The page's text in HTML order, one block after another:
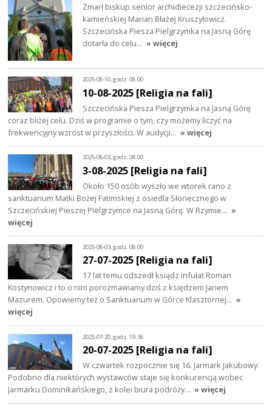
Zmarł biskup senior archidiecezji szczecińsko-
kamieńskiej Marian Błażej Kruszyłowicz.
Szczecińska Piesza Pielgrzymka na Jasną Górę
dotarła do celu… » więcej
2025-08-10, godz. 08:00
10-08-2025 [Religia na fali]
Szczecińska Piesza Pielgrzymka na Jasną Górę
coraz bliżej celu. Dziś w programie o tym, czy możemy liczyć na
frekwencyjny wzrost w przyszłości. W audycji… » więcej
2025-08-03, godz. 08:00
3-08-2025 [Religia na fali]
Około 150 osób wyszło we wtorek rano z
sanktuarium Matki Bożej Fatimskiej z osiedla Słonecznego w
Szczecińskiej Pieszej Pielgrzymce na Jasną Górę. W Rzymie… »
więcej
2025-08-03, godz. 08:00
27-07-2025 [Religia na fali]
17 lat temu odszedł ksiądz infułat Roman
Kostynowicz i to o nim porozmawiamy dziś z księdzem Janem
Mazurem. Opowiemy też o Sanktuarium w Górce Klasztornej… »
więcej
2025-07-20, godz. 19:36
20-07-2025 [Religia na fali]
W czwartek rozpocznie się 16. Jarmark Jakubowy.
Podobno dla niektórych wystawców staje się konkurencją wobec
Jarmarku Dominikańskiego, z kolei biura podróży… » więcej